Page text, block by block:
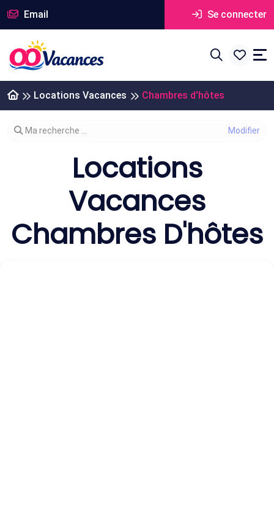
Email Se connecter
Locations Vacances Chambres d'hôtes
Modifier votre recherche
Ma recherche ...
Locations
Vacances
Chambres D'hôtes